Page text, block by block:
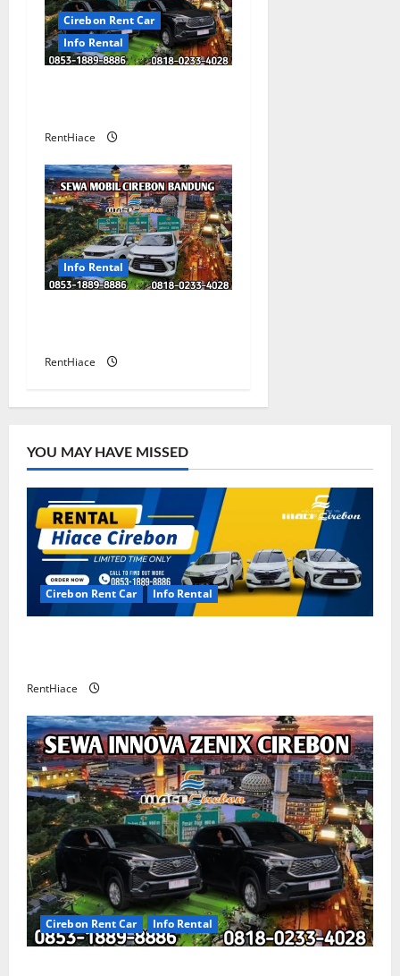
n Cirebon Rent Car
Info Rental
RentHiace
Info Rental
RentHiace
YOU MAY HAVE MISSED
Cirebon Rent Car Info Rental
RentHiace
Cirebon Rent Car Info Rental